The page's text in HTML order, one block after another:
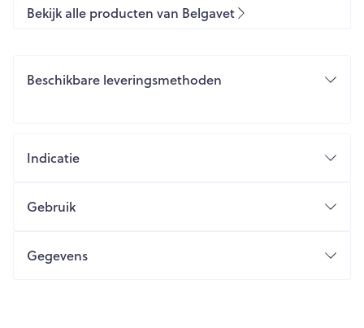
Bekijk alle producten van Belgavet
Beschikbare leveringsmethoden
Indicatie
Gebruik
Gegevens